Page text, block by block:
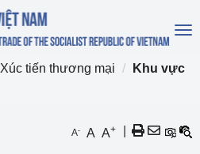
Xúc tiến thương mại
Khu vực
A- A A+